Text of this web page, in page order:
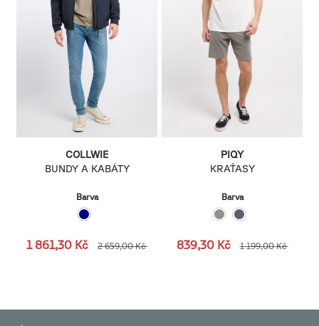
COLLWIE
BUNDY A KABÁTY
Barva
1 861,30 Kč 2 659,00 Kč
PIQY
KRAŤASY
Barva
839,30 Kč 1 199,00 Kč